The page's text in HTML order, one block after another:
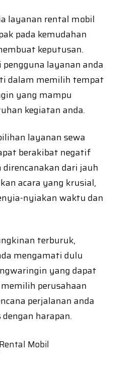
layanan rental mobil
pada kemudahan
keputusan.
layanan anda
dalam memilih tempat
yang mampu
kegiatan anda.
layanan sewa
berakibat negatif
dari jauh
acara yang krusial,
nyiakan waktu dan
terburuk,
mengamati dulu
yang dapat
perusahaan
perjalanan anda
harapan.
Mobil